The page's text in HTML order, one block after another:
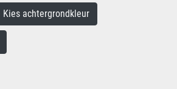
Kies achtergrondkleur